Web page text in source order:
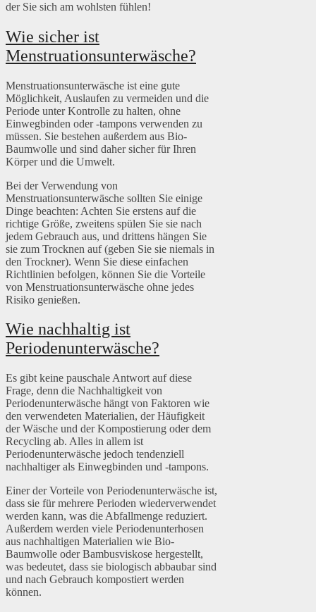
der Sie sich am wohlsten fühlen!
Wie sicher ist
Menstruationsunterwäsche?
Menstruationsunterwäsche ist eine gute
Möglichkeit, Auslaufen zu vermeiden und die
Periode unter Kontrolle zu halten, ohne
Einwegbinden oder -tampons verwenden zu
müssen. Sie bestehen außerdem aus Bio-
Baumwolle und sind daher sicher für Ihren
Körper und die Umwelt.
Bei der Verwendung von
Menstruationsunterwäsche sollten Sie einige
Dinge beachten: Achten Sie erstens auf die
richtige Größe, zweitens spülen Sie sie nach
jedem Gebrauch aus, und drittens hängen Sie
sie zum Trocknen auf (geben Sie sie niemals in
den Trockner). Wenn Sie diese einfachen
Richtlinien befolgen, können Sie die Vorteile
von Menstruationsunterwäsche ohne jedes
Risiko genießen.
Wie nachhaltig ist
Periodenunterwäsche?
Es gibt keine pauschale Antwort auf diese
Frage, denn die Nachhaltigkeit von
Periodenunterwäsche hängt von Faktoren wie
den verwendeten Materialien, der Häufigkeit
der Wäsche und der Kompostierung oder dem
Recycling ab. Alles in allem ist
Periodenunterwäsche jedoch tendenziell
nachhaltiger als Einwegbinden und -tampons.
Einer der Vorteile von Periodenunterwäsche ist,
dass sie für mehrere Perioden wiederverwendet
werden kann, was die Abfallmenge reduziert.
Außerdem werden viele Periodenunterhosen
aus nachhaltigen Materialien wie Bio-
Baumwolle oder Bambusviskose hergestellt,
was bedeutet, dass sie biologisch abbaubar sind
und nach Gebrauch kompostiert werden
können.